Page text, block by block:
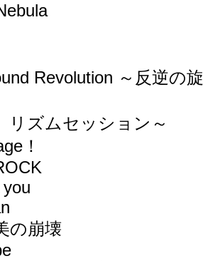
Revolution ～反逆の
リズムセッション～
！
の崩壊